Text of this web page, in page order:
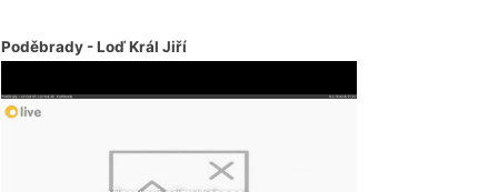
Poděbrady - Loď Král Jiří